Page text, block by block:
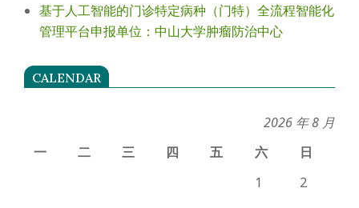
基于人工智能的门诊特定病种（门特）全流程智能化
管理平台申报单位：中山大学肿瘤防治中心
CALENDAR
2026 年 8 月
一
二 三 四 五 六
日
1
2